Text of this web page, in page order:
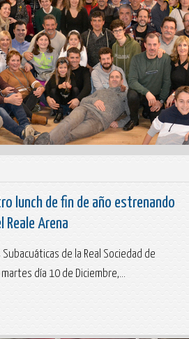
lunch de fin de año estrenando
Reale Arena
de la Real Sociedad de
día 10 de Diciembre,...